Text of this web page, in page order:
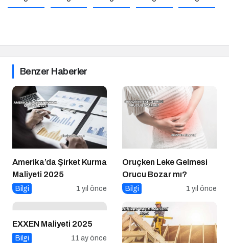
Benzer Haberler
Amerika’da Şirket Kurma
Maliyeti 2025
Bilgi 1 yıl önce
Oruçken Leke Gelmesi
Orucu Bozar mı?
Bilgi 1 yıl önce
EXXEN Maliyeti 2025
Bilgi 11 ay önce